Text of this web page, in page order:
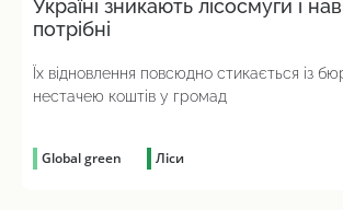
Україні зникають лісосмуги і
потрібні
Їх відновлення повсюдно стикається із
нестачею коштів у громад
Global green Ліси